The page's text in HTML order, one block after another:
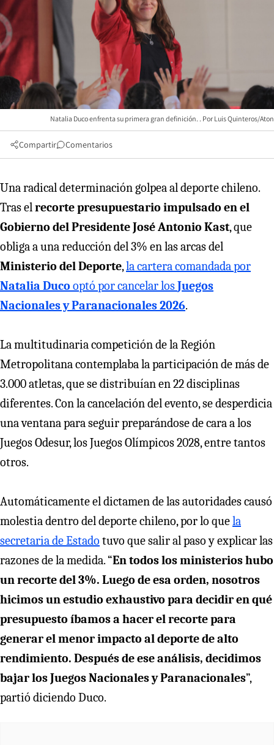
Natalia Duco enfrenta su primera gran definición. Luis Quinteros/Aton
Compartir Comentarios
Una radical determinación golpea al deporte chileno.
Tras elrecorte presupuestario impulsado en el
Gobierno del Presidente José Antonio Kast, que
obliga a una reducción del 3% en las arcas del
Ministerio del Deporte,la cartera comandada por
Natalia Duco optó por cancelar losJuegos
Nacionales y Paranacionales 2026.
La multitudinaria competición de la Región
Metropolitana contemplaba la participación de más de
3.000 atletas, que se distribuían en 22 disciplinas
diferentes. Con la cancelación del evento, se desperdicia
una ventana para seguir preparándose de cara a los
Juegos Odesur, los Juegos Olímpicos 2028, entre tantos
otros.
Automáticamente el dictamen de las autoridades causó
molestia dentro del deporte chileno, por lo quela
secretaria de Estado tuvo que salir al paso y explicar las
razones de la medida. “En todos los ministerios hubo
un recorte del 3%. Luego de esa orden, nosotros
hicimos un estudio exhaustivo para decidir en qué
presupuesto íbamos a hacer el recorte para
generar el menor impacto al deporte de alto
rendimiento. Después de ese análisis, decidimos
bajar los Juegos Nacionales y Paranacionales”,
partió diciendo Duco.